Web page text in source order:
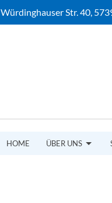
Würdinghauser Str. 40,
HOME ÜBER UNS